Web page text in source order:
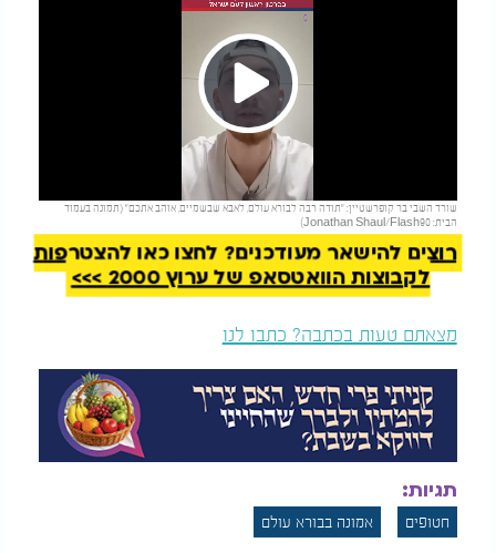
Play
Video
שורד השבי בר קופרשטיין: "תודה רבה לבורא עולם, לאבא שבשמיים, אוהב אתכם" (תמונה בעמוד
הבית: Jonathan Shaul/Flash90)
להמשך קריאה
רוצים להישאר מעודכנים? לחצו כאן להצטרפות
לקבוצות הוואטסאפ של ערוץ 2000 >>>
מצאתם טעות בכתבה? כתבו לנו
תגיות:
חטופים אמונה בבורא עולם